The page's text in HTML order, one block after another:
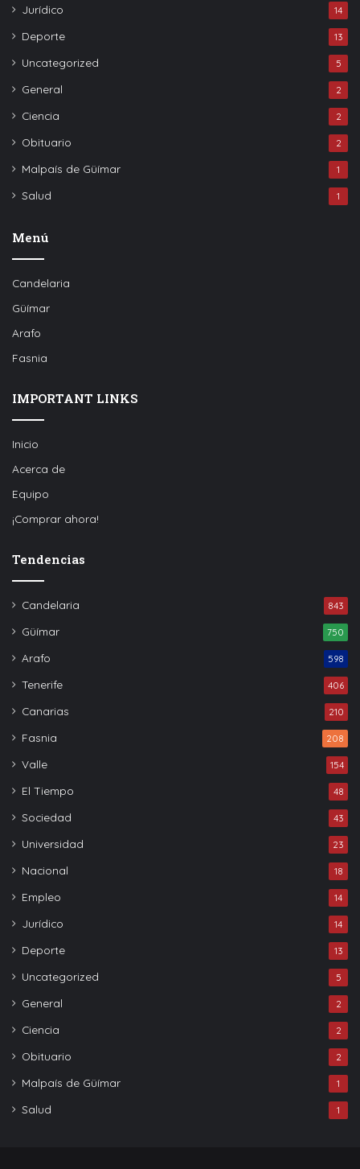
Jurídico 14
Deporte 13
Uncategorized 5
General 2
Ciencia 2
Obituario 2
Malpaís de Güímar 1
Salud 1
Menú
Candelaria
Güímar
Arafo
Fasnia
IMPORTANT LINKS
Inicio
Acerca de
Equipo
¡Comprar ahora!
Tendencias
Candelaria 843
Güímar 750
Arafo 598
Tenerife 406
Canarias 210
Fasnia 208
Valle 154
El Tiempo 48
Sociedad 43
Universidad 23
Nacional 18
Empleo 14
Jurídico 14
Deporte 13
Uncategorized 5
General 2
Ciencia 2
Obituario 2
Malpaís de Güímar 1
Salud 1